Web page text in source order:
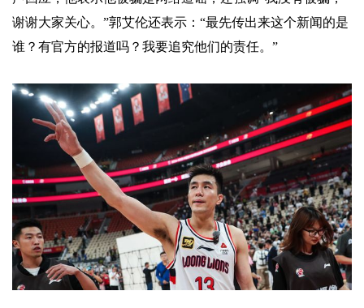
谢谢大家关心。”郭艾伦还表示：“最先传出来这个新闻的是
谁？有官方的报道吗？我要追究他们的责任。”